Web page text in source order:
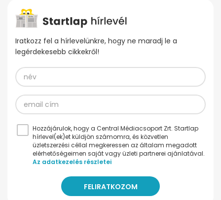
Iratkozz fel a hírlevelünkre, hogy ne maradj le a
legérdekesebb cikkekről!
Hozzájárulok, hogy a Central Médiacsoport Zrt. Startlap
hírlevel(ek)et küldjön számomra, és közvetlen
üzletszerzési céllal megkeressen az általam megadott
elérhetőségeimen saját vagy üzleti partnerei ajánlatával.
Az adatkezelés részletei